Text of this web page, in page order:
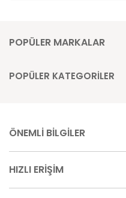
POPÜLER MARKALAR
POPÜLER KATEGORİLER
ÖNEMLİ BİLGİLER
HIZLI ERİŞİM